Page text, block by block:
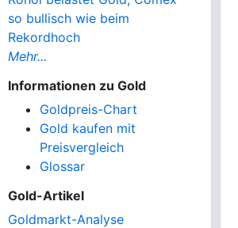
so bullisch wie beim
Rekordhoch
Mehr...
Informationen zu Gold
Goldpreis-Chart
Gold kaufen mit
Preisvergleich
Glossar
Gold-Artikel
Goldmarkt-Analyse